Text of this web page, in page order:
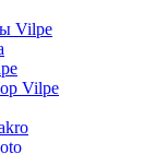
Vilpe
Vilpe